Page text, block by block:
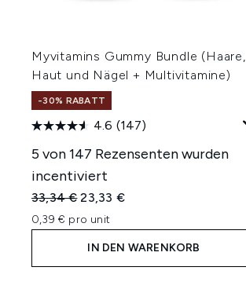
Myvitamins Gummy Bundle (Haare,
Haut und Nägel + Multivitamine)
-30% RABATT
4.6 (147)
5 von 147 Rezensenten wurden
incentiviert
Unverbindliche Preisempfehlung:
33,34 €Aktueller Preis:
23,33 €
0,39 € pro unit
IN DEN WARENKORB